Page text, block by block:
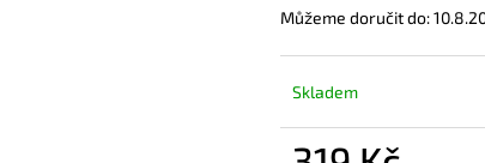
Můžeme doručit do:
Skladem